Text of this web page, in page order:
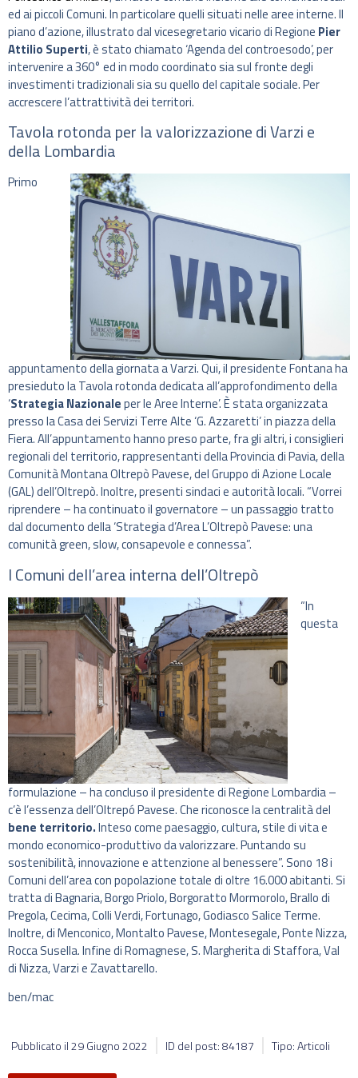
ed ai piccoli Comuni. In particolare quelli situati nelle aree interne. Il
piano d’azione, illustrato dal vicesegretario vicario di Regione Pier
Attilio Superti, è stato chiamato ‘Agenda del controesodo’, per
intervenire a 360° ed in modo coordinato sia sul fronte degli
investimenti tradizionali sia su quello del capitale sociale. Per
accrescere l’attrattività dei territori.
Tavola rotonda per la valorizzazione di Varzi e
della Lombardia
Primo
appuntamento della giornata a Varzi. Qui, il presidente Fontana ha
presieduto la Tavola rotonda dedicata all’approfondimento della
‘Strategia Nazionaleper le Aree Interne’. È stata organizzata
presso la Casa dei Servizi Terre Alte ‘G. Azzaretti’ in piazza della
Fiera. All’appuntamento hanno preso parte, fra gli altri, i consiglieri
regionali del territorio, rappresentanti della Provincia di Pavia, della
Comunità Montana Oltrepò Pavese, del Gruppo di Azione Locale
(GAL) dell’Oltrepò. Inoltre, presenti sindaci e autorità locali. “Vorrei
riprendere – ha continuato il governatore – un passaggio tratto
dal documento della ‘Strategia d’Area L’Oltrepò Pavese: una
comunità green, slow, consapevole e connessa”.
I Comuni dell’area interna dell’Oltrepò
“In
questa
formulazione – ha concluso il presidente di Regione Lombardia –
c’è l’essenza dell’Oltrepó Pavese. Che riconosce la centralità del
bene territorio.Inteso come paesaggio, cultura, stile di vita e
mondo economico-produttivo da valorizzare. Puntando su
sostenibilità, innovazione e attenzione al benessere”. Sono 18 i
Comuni dell’area con popolazione totale di oltre 16.000 abitanti. Si
tratta di Bagnaria, Borgo Priolo, Borgoratto Mormorolo, Brallo di
Pregola, Cecima, Colli Verdi, Fortunago, Godiasco Salice Terme.
Inoltre, di Menconico, Montalto Pavese, Montesegale, Ponte Nizza,
Rocca Susella. Infine di Romagnese, S. Margherita di Staffora, Val
di Nizza, Varzi e Zavattarello.
ben/mac
Pubblicato il29 Giugno 2022 ID del post: 84187 Tipo: Articoli